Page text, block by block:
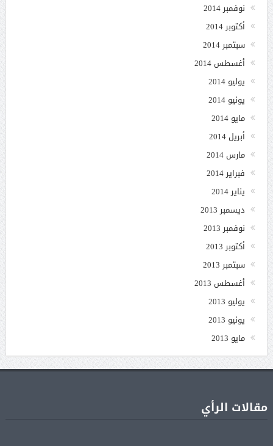
نوفمبر 2014
أكتوبر 2014
سبتمبر 2014
أغسطس 2014
يوليو 2014
يونيو 2014
مايو 2014
أبريل 2014
مارس 2014
فبراير 2014
يناير 2014
ديسمبر 2013
نوفمبر 2013
أكتوبر 2013
سبتمبر 2013
أغسطس 2013
يوليو 2013
يونيو 2013
مايو 2013
مقالات الرأي